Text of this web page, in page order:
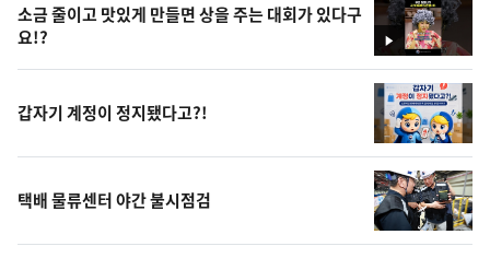
영
상
소금 줄이고 맛있게 만들면 상을 주는 대회가 있다구
요!?
갑자기 계정이 정지됐다고?!
택배 물류센터 야간 불시점검